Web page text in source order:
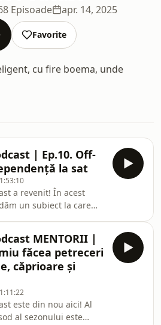
Episoade apr. 14, 2025
Favorite
cu fire boema, unde
| Ep.10. Off-
la sat
revenit! În acest
un subiect la care
podcast vei afla totul
provocările
contemporan și
un stil de viață mai
al unui stil de
dedicat co
MENTORII |
făcea petreceri
căprioare și
este din nou aici! Al
al sezonului este